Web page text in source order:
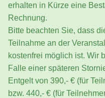
erhalten in Kürze eine
Rechnung.
Bitte beachten Sie, dass
Teilnahme an der
kostenfrei möglich ist. Wir
Falle einer späteren
Entgelt von 390,- € (für
bzw. 440,- € (für